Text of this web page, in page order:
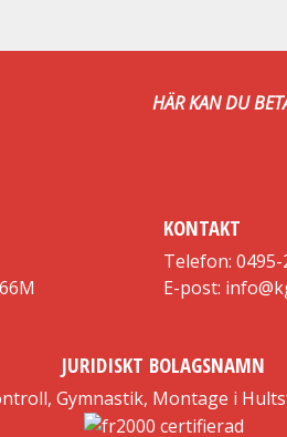
HÄR KAN DU
KONTAKT
Telefon: 0495-
E-post:
JURIDISKT BOLAGSNAMN
Gymnastik, Montage i